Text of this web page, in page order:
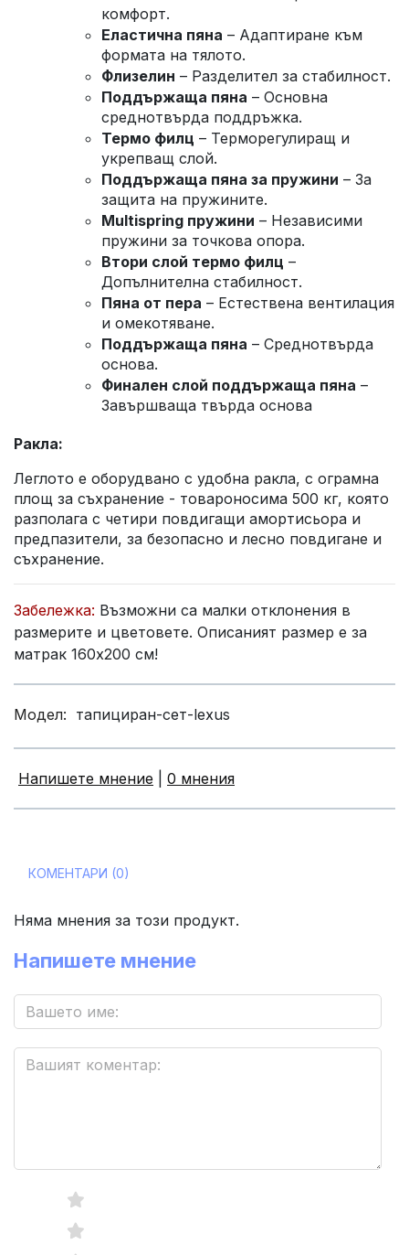
комфорт.
Еластична пяна – Адаптиране към
формата на тялото.
Флизелин – Разделител за стабилност.
Поддържаща пяна – Основна
среднотвърда поддръжка.
Термо филц – Терморегулиращ и
укрепващ слой.
Поддържаща пяна за пружини – За
защита на пружините.
Multispring пружини – Независими
пружини за точкова опора.
Втори слой термо филц –
Допълнителна стабилност.
Пяна от пера – Естествена вентилация
и омекотяване.
Поддържаща пяна – Среднотвърда
основа.
Финален слой поддържаща пяна –
Завършваща твърда основа
Ракла:
Леглото е оборудвано с удобна ракла, с ограмна
площ за съхранение - товароносима 500 кг, която
разполага с четири повдигащи амортисьора и
предпазители, за безопасно и лесно повдигане и
съхранение.
Забележка: Възможни са малки отклонения в
размерите и цветовете. Описаният размер е за
матрак 160х200 см!
Модел: тапициран-сет-lexus
Напишете мнение 0 мнения
КОМЕНТАРИ (0)
Няма мнения за този продукт.
Напишете мнение